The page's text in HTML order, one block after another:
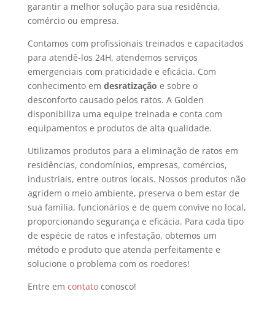
garantir a melhor solução para sua residência,
comércio ou empresa.
Contamos com profissionais treinados e capacitados
para atendê-los 24H, atendemos serviços
emergenciais com praticidade e eficácia. Com
conhecimento em desratização e sobre o
desconforto causado pelos ratos. A Golden
disponibiliza uma equipe treinada e conta com
equipamentos e produtos de alta qualidade.
Utilizamos produtos para a eliminação de ratos em
residências, condomínios, empresas, comércios,
industriais, entre outros locais. Nossos produtos não
agridem o meio ambiente, preserva o bem estar de
sua família, funcionários e de quem convive no local,
proporcionando segurança e eficácia. Para cada tipo
de espécie de ratos e infestação, obtemos um
método e produto que atenda perfeitamente e
solucione o problema com os roedores!
Entre em contato conosco!